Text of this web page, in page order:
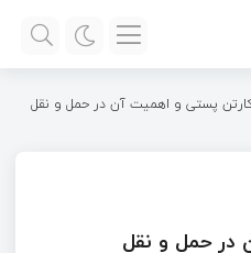
پستی و اهمیت آن در حمل و نقل
در حمل و نقل